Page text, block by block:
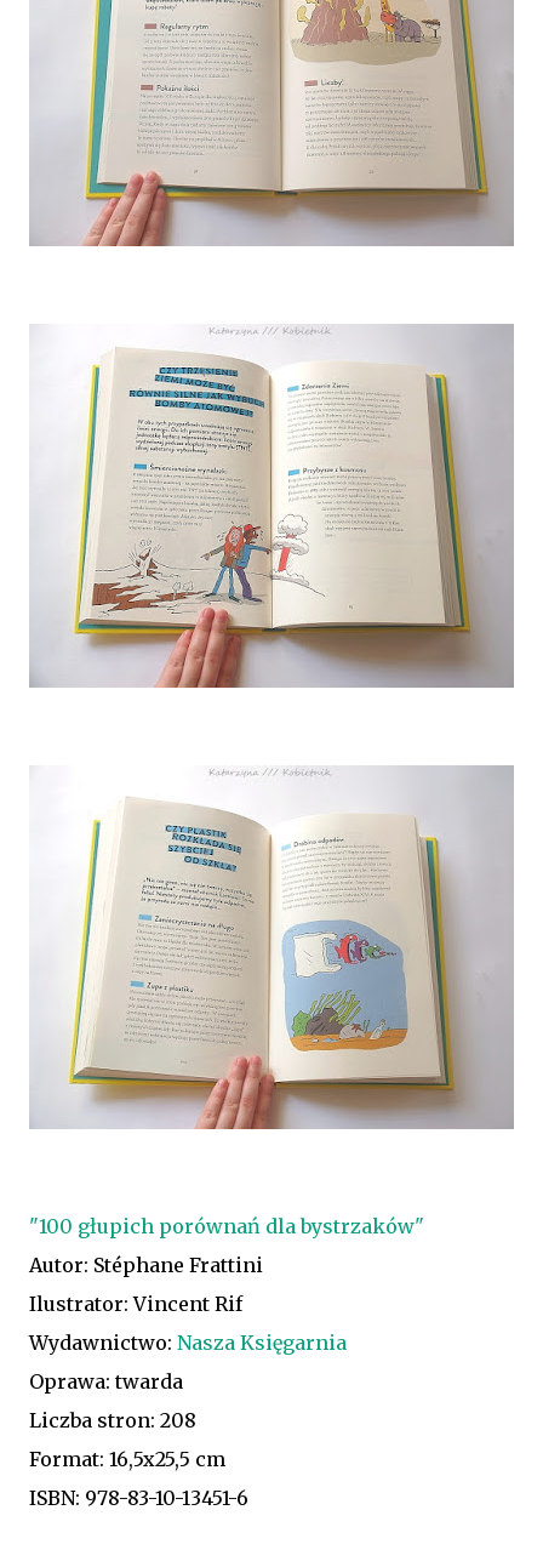
"100 głupich porównań dla bystrzaków"
Autor: Stéphane Frattini
Ilustrator: Vincent Rif
Wydawnictwo: Nasza Księgarnia
Oprawa: twarda
Liczba stron: 208
Format: 16,5x25,5 cm
ISBN: 978-83-10-13451-6